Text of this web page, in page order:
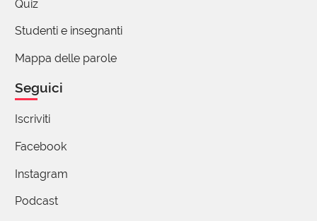
Quiz
Studenti e insegnanti
Mappa delle parole
Seguici
Iscriviti
Facebook
Instagram
Podcast